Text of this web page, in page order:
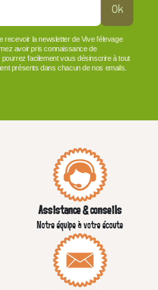
Ok
recevoir la newsletter de Vive l'élevage
avoir pris connaissance de
pourrez facilement vous désinscrire à tout
présents dans chacun de nos emails.
Assistance & conseils
Notre équipe à votre écoute